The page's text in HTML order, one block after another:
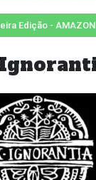
Edição - AMAZON